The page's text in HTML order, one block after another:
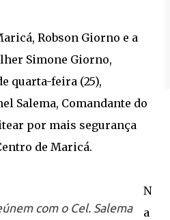
Robson Giorno e a
Simone Giorno,
quarta-feira (25),
Salema, Comandante do
por mais segurança
de Maricá.
com o Cel. Salema
N
a